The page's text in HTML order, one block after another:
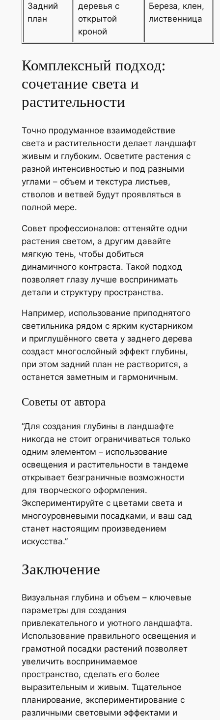
Задний
план
деревья с
открытой
кроной
Береза, клен,
лиственница
Комплексный подход:
сочетание света и
растительности
Точно продуманное взаимодействие
света и растительности делает ландшафт
живым и глубоким. Осветите растения с
разной интенсивностью и под разными
углами – объем и текстура листьев,
стволов и ветвей будут проявляться в
полной мере.
Совет профессионалов: оттеняйте одни
растения светом, а другим давайте
мягкую тень, чтобы добиться
динамичного контраста. Такой подход
позволяет глазу лучше воспринимать
детали и структуру пространства.
Например, использование приподнятого
светильника рядом с ярким кустарником
и приглушённого света у заднего дерева
создаст многослойный эффект глубины,
при этом задний план не растворится, а
останется заметным и гармоничным.
Советы от автора
“Для создания глубины в ландшафте
никогда не стоит ограничиваться только
одним элементом – использование
освещения и растительности в тандеме
открывает безграничные возможности
для творческого оформления.
Экспериментируйте с цветами света и
многоуровневыми посадками, и ваш сад
станет настоящим произведением
искусства.”
Заключение
Визуальная глубина и объем – ключевые
параметры для создания
привлекательного и уютного ландшафта.
Использование правильного освещения и
грамотной посадки растений позволяет
увеличить воспринимаемое
пространство, сделать его более
выразительным и живым. Тщательное
планирование, экспериментирование с
различными световыми эффектами и